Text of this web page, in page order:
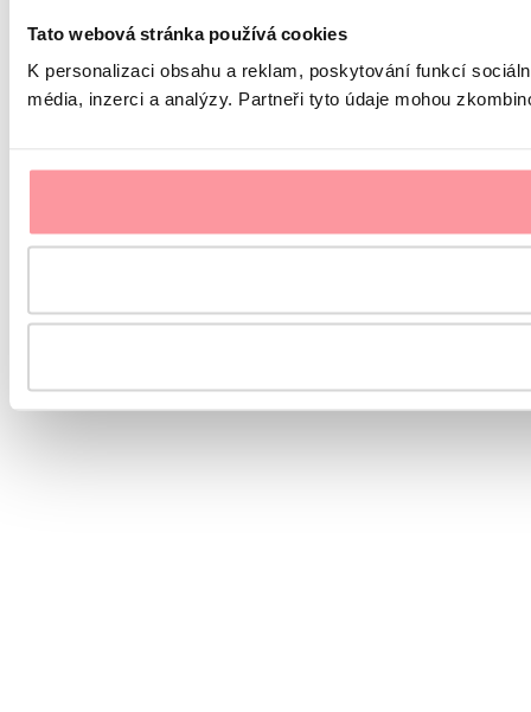
Tato webová stránka používá cookies
K personalizaci obsahu a reklam, poskytování funkcí
média, inzerci a analýzy. Partneři tyto údaje mohou